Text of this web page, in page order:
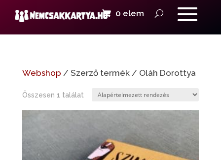
0 elem
Webshop / Szerző termék / Oláh Dorottya
Összesen 1 találat